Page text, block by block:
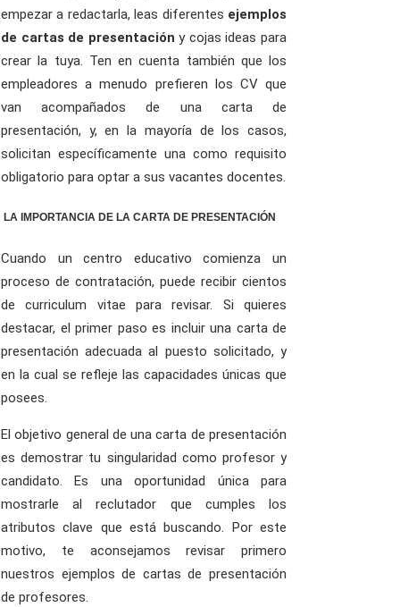
empezar a redactarla, leas diferentes ejemplos
de cartas de presentación y cojas ideas para
crear la tuya. Ten en cuenta también que los
empleadores a menudo prefieren los CV que
van acompañados de una carta de
presentación, y, en la mayoría de los casos,
solicitan específicamente una como requisito
obligatorio para optar a sus vacantes docentes.
LA IMPORTANCIA DE LA CARTA DE PRESENTACIÓN
Cuando un centro educativo comienza un
proceso de contratación, puede recibir cientos
de curriculum vitae para revisar. Si quieres
destacar, el primer paso es incluir una carta de
presentación adecuada al puesto solicitado, y
en la cual se refleje las capacidades únicas que
posees.
El objetivo general de una carta de presentación
es demostrar tu singularidad como profesor y
candidato. Es una oportunidad única para
mostrarle al reclutador que cumples los
atributos clave que está buscando. Por este
motivo, te aconsejamos revisar primero
nuestros ejemplos de cartas de presentación
de profesores.